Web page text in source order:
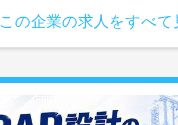
この企業の求人をすべて